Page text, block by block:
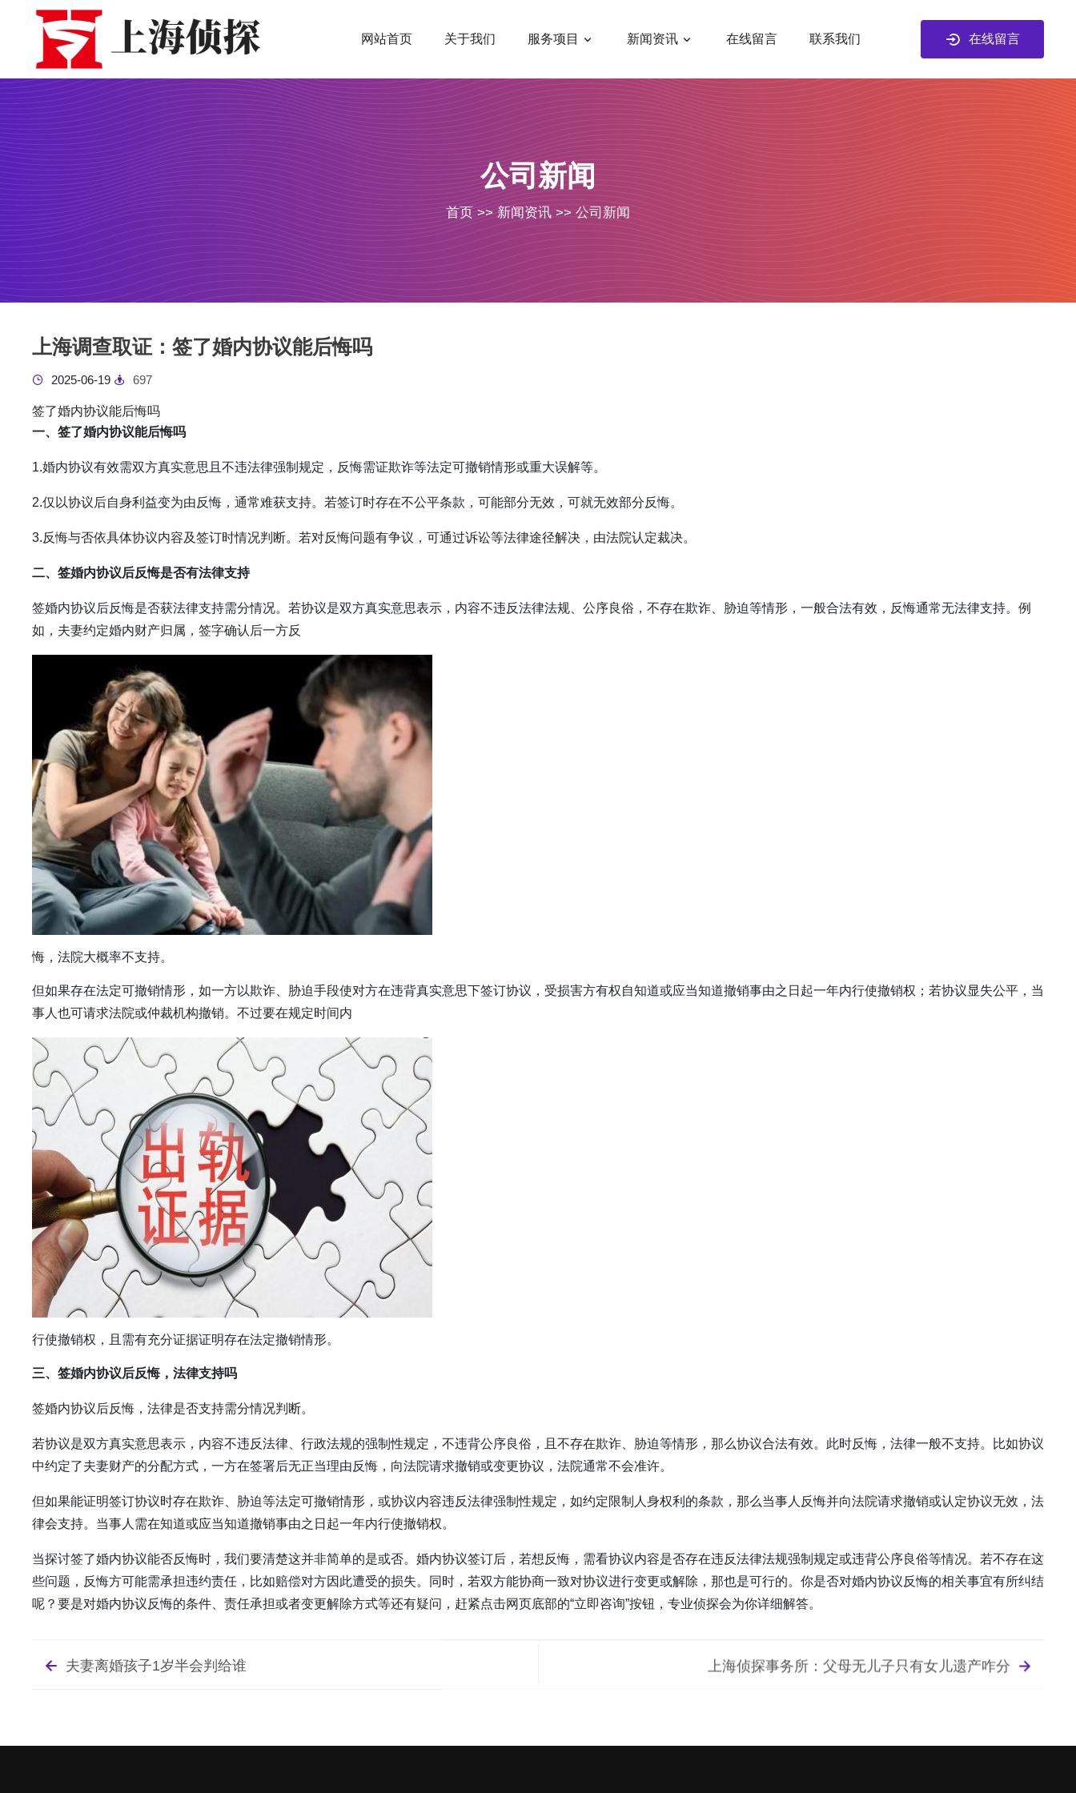
网站首页 关于我们 服务项目 新闻资讯 在线留言 联系我们 在线留言
公司新闻
首页 >> 新闻资讯 >> 公司新闻
上海调查取证：签了婚内协议能后悔吗
2025-06-19 697
签了婚内协议能后悔吗
一、签了婚内协议能后悔吗
1.婚内协议有效需双方真实意思且不违法律强制规定，反悔需证欺诈等法定可撤销情形或重大误解等。
2.仅以协议后自身利益变为由反悔，通常难获支持。若签订时存在不公平条款，可能部分无效，可就无效部分反悔。
3.反悔与否依具体协议内容及签订时情况判断。若对反悔问题有争议，可通过诉讼等法律途径解决，由法院认定裁决。
二、签婚内协议后反悔是否有法律支持
签婚内协议后反悔是否获法律支持需分情况。若协议是双方真实意思表示，内容不违反法律法规、公序良俗，不存在欺诈、胁迫等情形，一般合法有效，反悔通常无法律支持。例
如，夫妻约定婚内财产归属，签字确认后一方反
悔，法院大概率不支持。
但如果存在法定可撤销情形，如一方以欺诈、胁迫手段使对方在违背真实意思下签订协议，受损害方有权自知道或应当知道撤销事由之日起一年内行使撤销权；若协议显失公平，当
事人也可请求法院或仲裁机构撤销。不过要在规定时间内
行使撤销权，且需有充分证据证明存在法定撤销情形。
三、签婚内协议后反悔，法律支持吗
签婚内协议后反悔，法律是否支持需分情况判断。
若协议是双方真实意思表示，内容不违反法律、行政法规的强制性规定，不违背公序良俗，且不存在欺诈、胁迫等情形，那么协议合法有效。此时反悔，法律一般不支持。比如协议
中约定了夫妻财产的分配方式，一方在签署后无正当理由反悔，向法院请求撤销或变更协议，法院通常不会准许。
但如果能证明签订协议时存在欺诈、胁迫等法定可撤销情形，或协议内容违反法律强制性规定，如约定限制人身权利的条款，那么当事人反悔并向法院请求撤销或认定协议无效，法
律会支持。当事人需在知道或应当知道撤销事由之日起一年内行使撤销权。
当探讨签了婚内协议能否反悔时，我们要清楚这并非简单的是或否。婚内协议签订后，若想反悔，需看协议内容是否存在违反法律法规强制规定或违背公序良俗等情况。若不存在这
些问题，反悔方可能需承担违约责任，比如赔偿对方因此遭受的损失。同时，若双方能协商一致对协议进行变更或解除，那也是可行的。你是否对婚内协议反悔的相关事宜有所纠结
呢？要是对婚内协议反悔的条件、责任承担或者变更解除方式等还有疑问，赶紧点击网页底部的“立即咨询”按钮，专业侦探会为你详细解答。
夫妻离婚孩子1岁半会判给谁 上海侦探事务所：父母无儿子只有女儿遗产咋分